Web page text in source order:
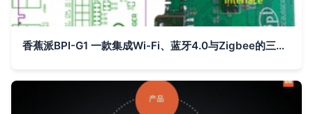
香蕉派BPI-G1 一款集成Wi-Fi、蓝牙4.0与Zigbee的三合一智能家居开发板